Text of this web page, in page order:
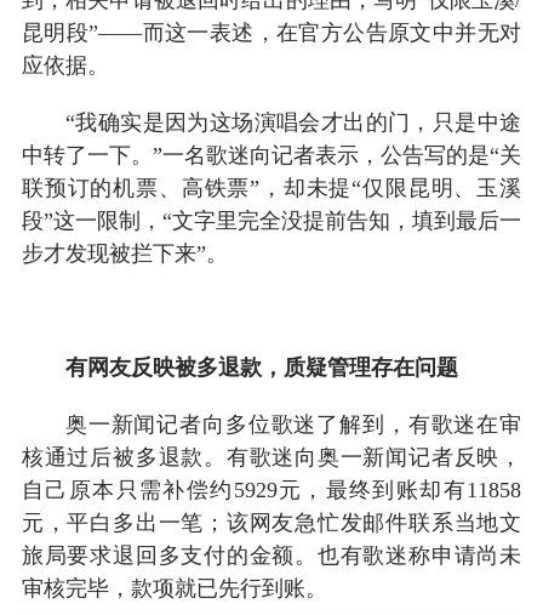
昆明段”——而这一表述，在官方公告原文中并无对
应依据。
“我确实是因为这场演唱会才出的门，只是中途
中转了一下。”一名歌迷向记者表示，公告写的是“关
联预订的机票、高铁票”，却未提“仅限昆明、玉溪
段”这一限制，“文字里完全没提前告知，填到最后一
步才发现被拦下来”。
有网友反映被多退款，质疑管理存在问题
奥一新闻记者向多位歌迷了解到，有歌迷在审
核通过后被多退款。有歌迷向奥一新闻记者反映，
自己原本只需补偿约5929元，最终到账却有11858
元，平白多出一笔；该网友急忙发邮件联系当地文
旅局要求退回多支付的金额。也有歌迷称申请尚未
审核完毕，款项就已先行到账。